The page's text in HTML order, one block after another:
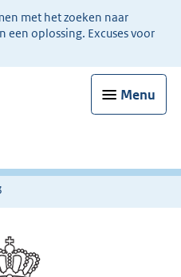
met het zoeken naar
een oplossing. Excuses voor
Menu